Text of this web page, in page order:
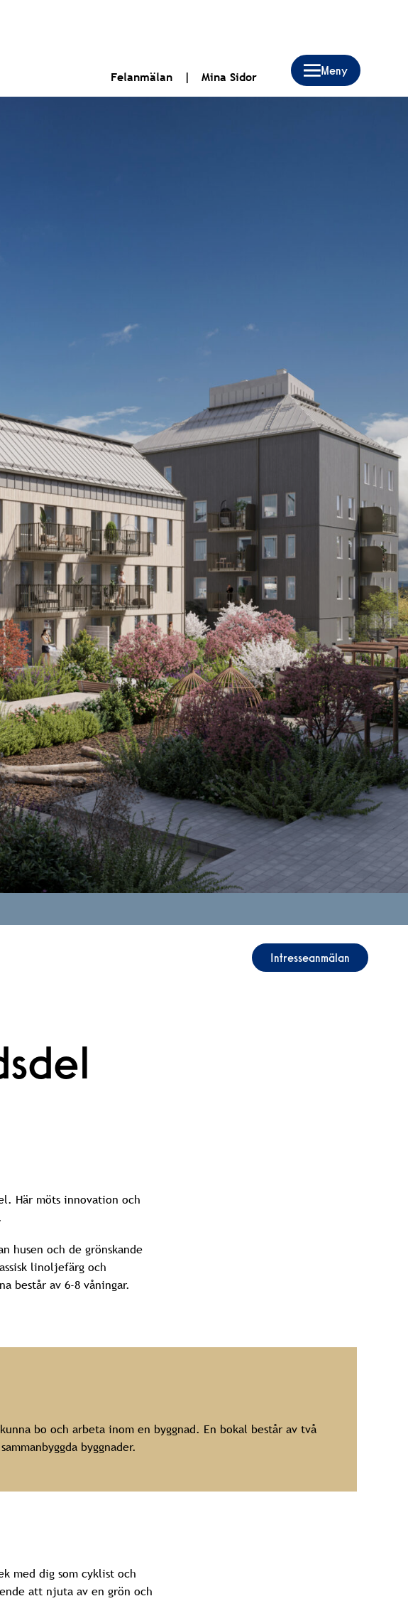
Felanmälan Mina Sidor
Intresseanmälan
Här möts innovation och
husen och de grönskande
linoljefärg och
består av 6-8 våningar.
bo och arbeta inom en byggnad. En bokal består av två
byggnader.
med dig som cyklist och
att njuta av en grön och